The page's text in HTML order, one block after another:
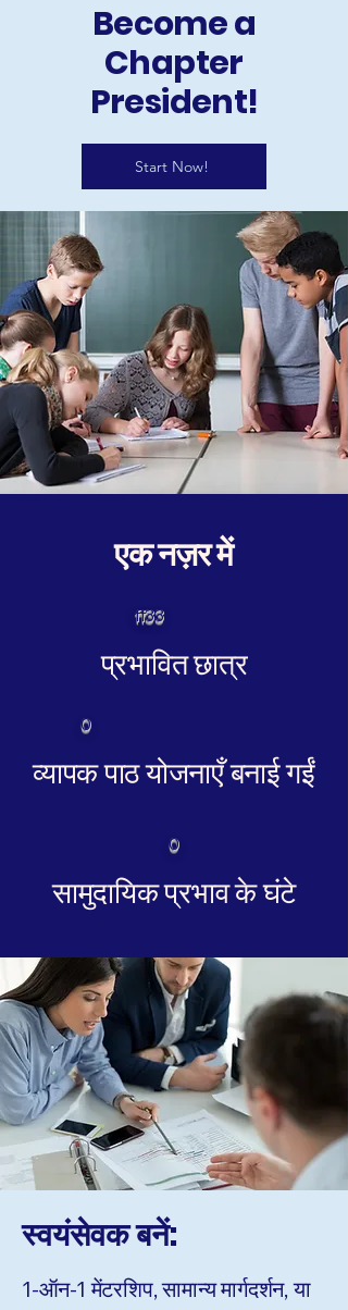
Become a
Chapter
President!
Start Now!
एक नज़र में
ff33
प्रभावित छात्र
0
व्यापक पाठ योजनाएँ बनाई गईं
0
सामुदायिक प्रभाव के घंटे
स्वयंसेवक बनें:
1-ऑन-1 मेंटरशिप, सामान्य मार्गदर्शन, या